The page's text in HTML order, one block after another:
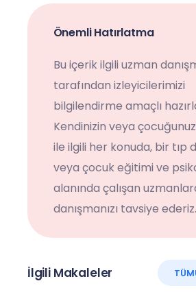
Önemli Hatırlatma
Bu içerik ilgili uzman
tarafından izleyicilerimizi
bilgilendirme amaçlı
Kendinizin veya
ile ilgili her konuda, bir tıp
veya çocuk eğitimi ve
alanında çalışan
danışmanızı tavsiye ederiz.
İlgili Makaleler